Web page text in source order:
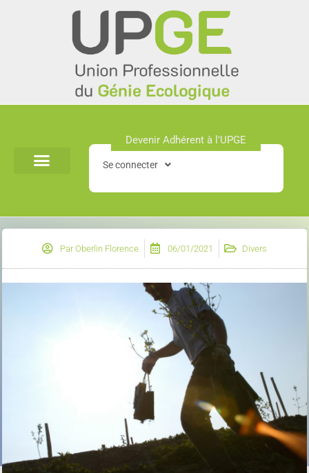
Devenir Adhérent à l'UPGE​
Se connecter
ParOberlin Florence 06/01/2021 Divers